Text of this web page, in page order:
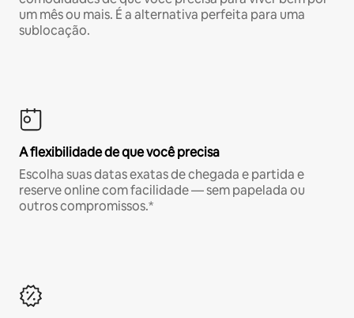
um mês ou mais. É a alternativa perfeita para uma
sublocação.
A flexibilidade de que você precisa
Escolha suas datas exatas de chegada e partida e
reserve online com facilidade — sem papelada ou
outros compromissos.*